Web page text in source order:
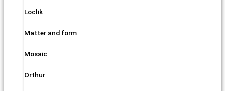
Loclik
Matter and form
Mosaic
Orthur